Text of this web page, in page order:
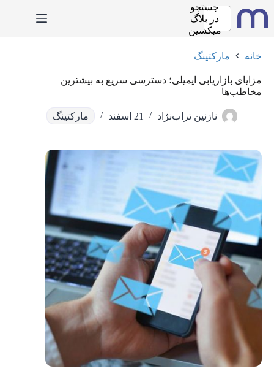
به
محتوا
جستجو
در بلاگ
میکسین
خانه مارکتینگ
مزایای بازاریابی ایمیلی؛ دسترسی سریع به بیشترین
مخاطب‌ها
نازنین تراب‌نژاد 21 اسفند مارکتینگ